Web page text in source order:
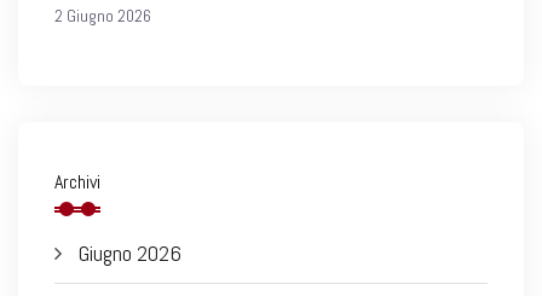
2 Giugno 2026
Archivi
Giugno 2026